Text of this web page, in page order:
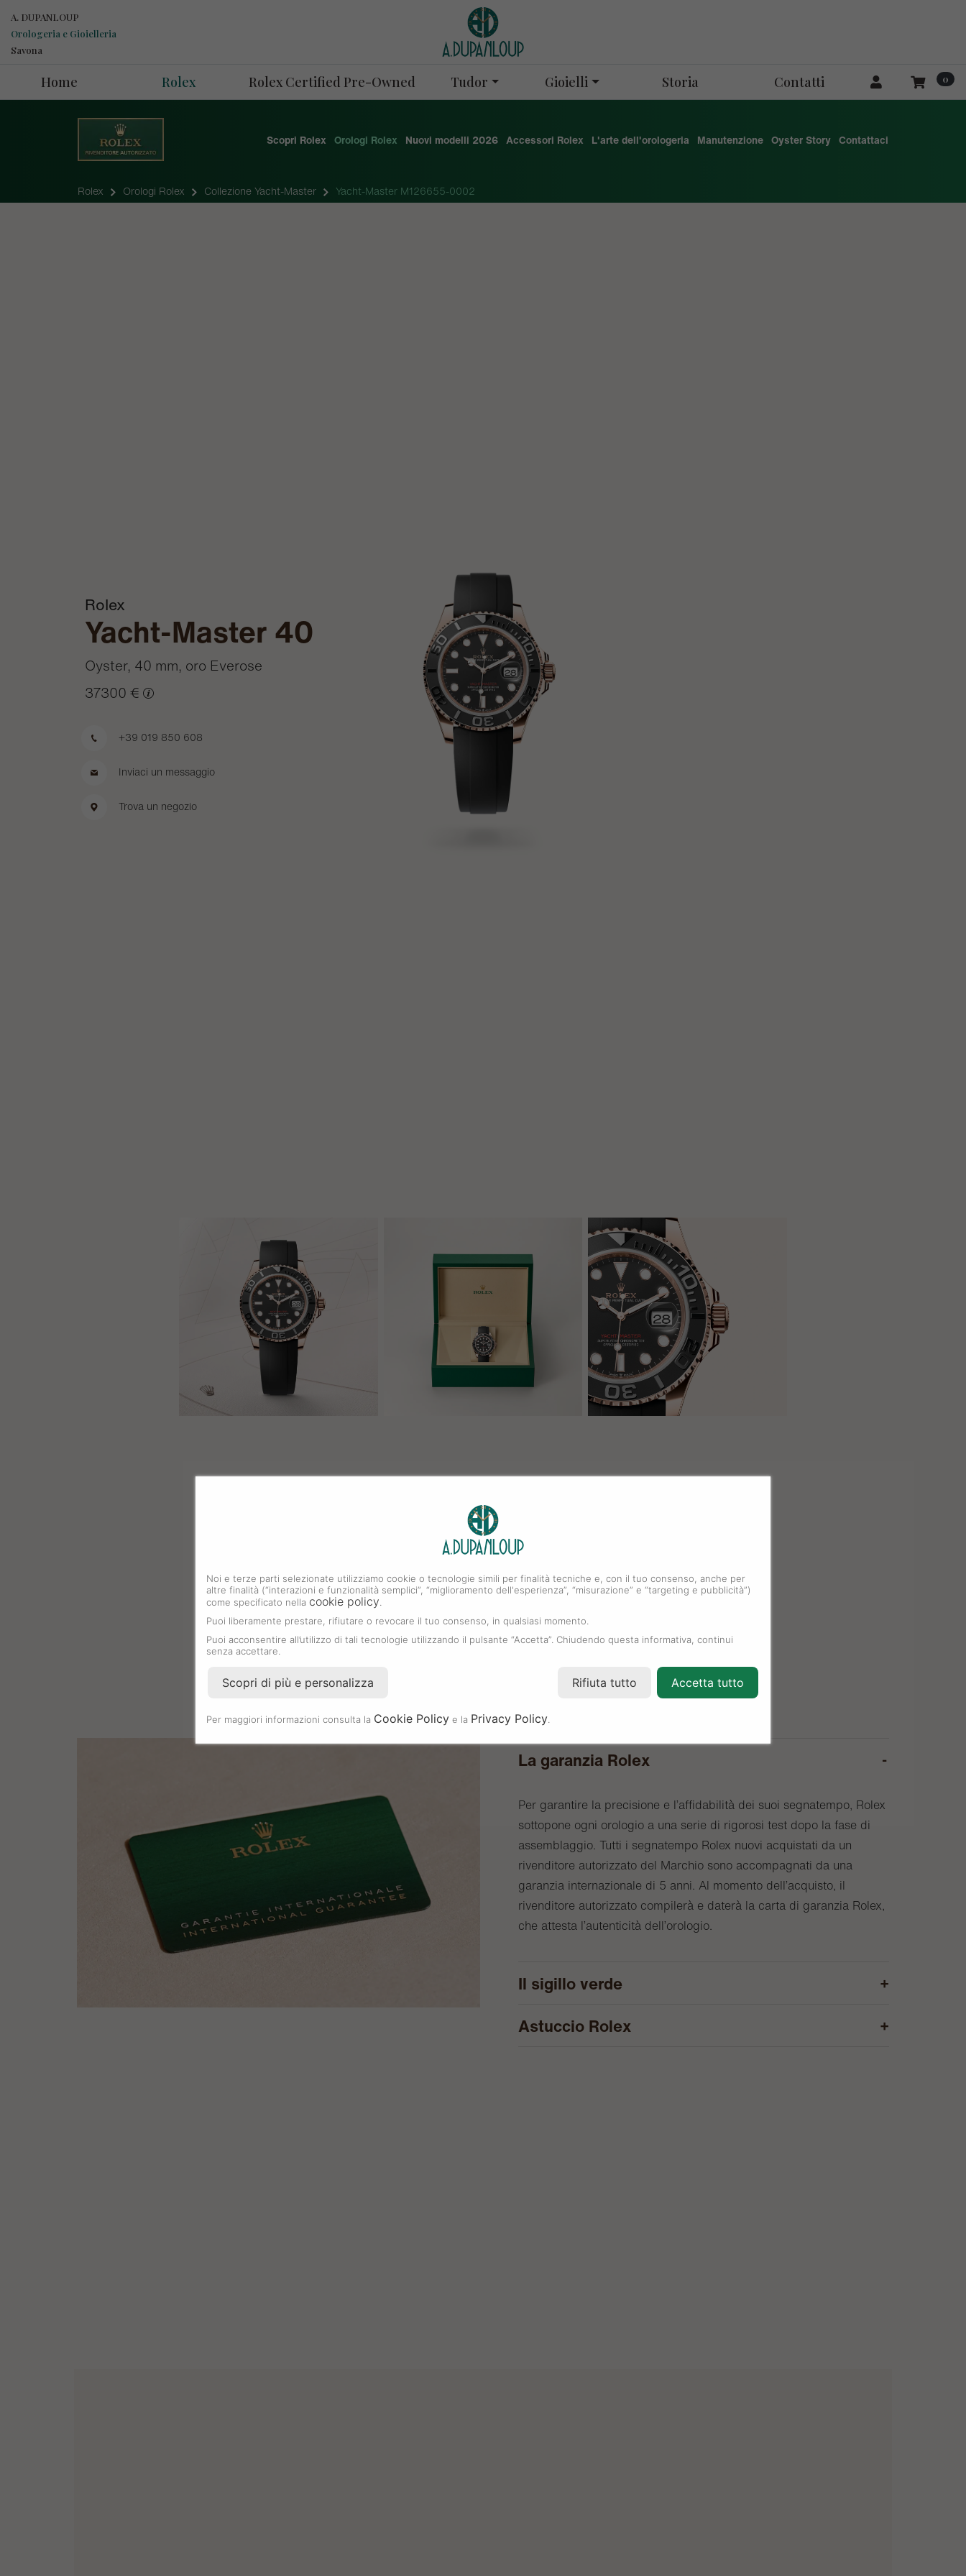
A. DUPANLOUP
Orologeria e Gioielleria
Savona
Home Rolex Rolex Certified Pre-Owned Tudor Gioielli Storia Contatti 0
Scopri Rolex Orologi Rolex Nuovi modelli 2026 Accessori Rolex L'arte dell'orologeria Manutenzione Oyster Story Contattaci
Rolex Orologi Rolex Collezione Yacht-Master Yacht-Master M126655-0002
Rolex
Yacht-Master 40
Oyster, 40 mm, oro Everose
37300 €
+39 019 850 608
Inviaci un messaggio
Trova un negozio
La garanzia Rolex
Per garantire la precisione e l’affidabilità dei suoi segnatempo, Rolex
sottopone ogni orologio a una serie di rigorosi test dopo la fase di
assemblaggio. Tutti i segnatempo Rolex nuovi acquistati da un
rivenditore autorizzato del Marchio sono accompagnati da una
garanzia internazionale di 5 anni. Al momento dell’acquisto, il
rivenditore autorizzato compilerà e daterà la carta di garanzia Rolex,
che attesta l’autenticità dell’orologio.
Il sigillo verde
Astuccio Rolex
Noi e terze parti selezionate utilizziamo cookie o tecnologie simili per finalità tecniche e, con il tuo consenso, anche per
altre finalità (“interazioni e funzionalità semplici”, “miglioramento dell'esperienza”, “misurazione” e “targeting e pubblicità”)
come specificato nella cookie policy
Puoi liberamente prestare, rifiutare o revocare il tuo consenso, in qualsiasi momento.
Puoi acconsentire all’utilizzo di tali tecnologie utilizzando il pulsante “Accetta”. Chiudendo questa informativa, continui
senza accettare.
Scopri di più e personalizza Rifiuta tutto Accetta tutto
Per maggiori informazioni consulta la Cookie Policy e la Privacy Policy